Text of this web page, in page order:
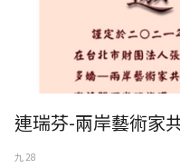
連瑞芬-兩岸藝術家
九 28